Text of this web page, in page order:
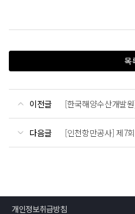
목
이전글
다음글
개인정보취급방침